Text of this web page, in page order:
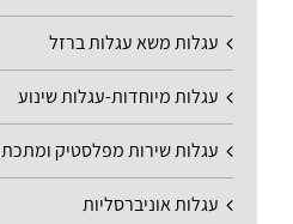
עגלות משא עגלות ברזל
עגלות מיוחדות-עגלות שינוע
עגלות שירות מפלסטיק ומתכת
עגלות אוניברסליות